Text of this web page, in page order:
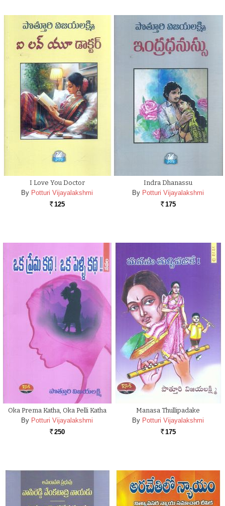
I Love You Doctor
By Potturi Vijayalakshmi
Rs. 125
Indra Dhanassu
By Potturi Vijayalakshmi
Rs. 175
Oka Prema Katha, Oka Pelli Katha
By Potturi Vijayalakshmi
Rs. 250
Manasa Thullipadake
By Potturi Vijayalakshmi
Rs. 175